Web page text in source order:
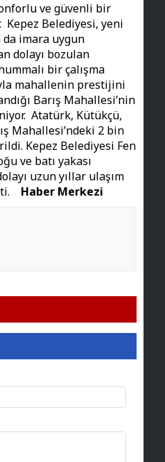
ve güvenli bir
Kepez Belediyesi, yeni
imara uygun
dolayı bozulan
bir çalışma
mahallenin prestijini
Barış Mahallesi’nin
Atatürk, Kütükçü,
Mahallesi’ndeki 2 bin
Kepez Belediyesi Fen
ve batı yakası
uzun yıllar ulaşım
Haber Merkezi